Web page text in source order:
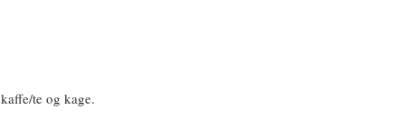
te og kage.